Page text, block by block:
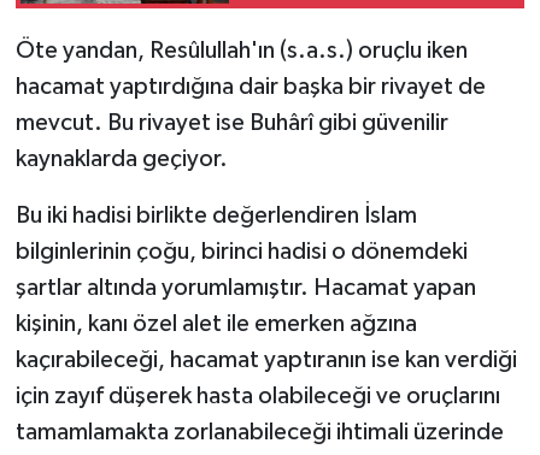
Öte yandan, Resûlullah'ın (s.a.s.) oruçlu iken
hacamat yaptırdığına dair başka bir rivayet de
mevcut. Bu rivayet ise Buhârî gibi güvenilir
kaynaklarda geçiyor.
Bu iki hadisi birlikte değerlendiren İslam
bilginlerinin çoğu, birinci hadisi o dönemdeki
şartlar altında yorumlamıştır. Hacamat yapan
kişinin, kanı özel alet ile emerken ağzına
kaçırabileceği, hacamat yaptıranın ise kan verdiği
için zayıf düşerek hasta olabileceği ve oruçlarını
tamamlamakta zorlanabileceği ihtimali üzerinde